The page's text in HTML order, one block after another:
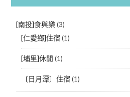
[南投]食與樂(3)
[仁愛鄉]住宿 (1)
[埔里]休閒 (1)
〔日月潭〕住宿 (1)